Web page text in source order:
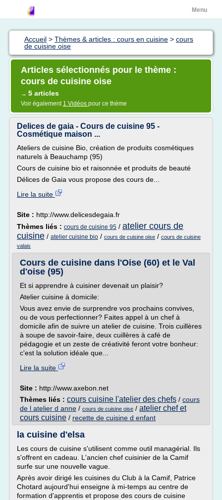
Menu
Accueil > Thèmes & articles : cours en cuisine > cours
de cuisine oise
Articles sélectionnés pour le thème :
cours de cuisine oise
→ 5 articles
Voir également 1 Vidéos pour ce thème
Delices de gaia - Cours de cuisine 95 -
Cosmétique maison ...
Ateliers de cuisine Bio, création de produits cosmétiques
naturels à Beauchamp (95)
Cours de cuisine bio et raisonnée et produits de beauté
Délices de Gaia vous propose des cours de...
Lire la suite
Site : http://www.delicesdegaia.fr
Thèmes liés : cours de cuisine 95 / atelier cours de
cuisine / atelier cuisine bio / cours de cuisine oise / cours de cuisine
valais
Cours de cuisine dans l'Oise (60) et le Val
d'oise (95)
Et si apprendre à cuisiner devenait un plaisir?
Atelier cuisine à domicile:
Vous avez envie de surprendre vos prochains convives,
ou de vous perfectionner? Faites appel à un chef à
domicile afin de suivre un atelier de cuisine. Trois cuillères
à soupe de savoir-faire, deux cuillères à café de
pédagogie et un zeste de créativité feront votre bonheur:
c'est la solution idéale que...
Lire la suite
Site : http://www.axebon.net
Thèmes liés : cours cuisine l'atelier des chefs / cours
de l atelier d anne / cours de cuisine oise / atelier chef et
cours cuisine / recette de cuisine d enfant
la cuisine d'elsa
Les cours de cuisine s'utilisent comme outil managérial. Ils
s'offrent en cadeau. L'ancien chef cuisinier de la Camif
surfe sur une nouvelle vague.
Après avoir dirigé les cuisines du Club à la Camif, Patrice
Chotard aujourd'hui enseigne à mi-temps au centre de
formation d'apprentis et propose des cours de cuisine